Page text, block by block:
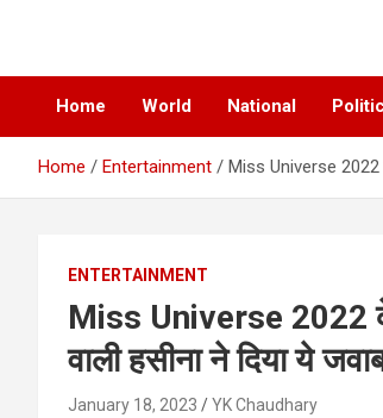
Chatiankh
Home World National
Home Entertainment Miss Universe 2022
ENTERTAINMENT
Miss Universe 2022
वाली हसीना ने दिया ये
January 18, 2023 YK Chaudhary